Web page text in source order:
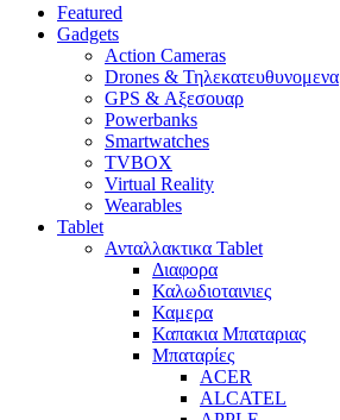
Featured
Gadgets
Action Cameras
Drones & Τηλεκατευθυνομενα
GPS & Αξεσουαρ
Powerbanks
Smartwatches
TVBOX
Virtual Reality
Wearables
Tablet
Ανταλλακτικα Tablet
Διαφορα
Καλωδιοταινιες
Καμερα
Καπακια Μπαταριας
Μπαταρίες
ACER
ALCATEL